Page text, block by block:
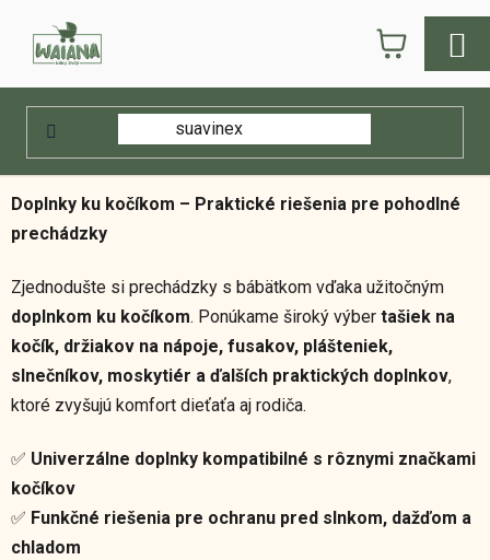
obsah
KOŠÍK
Doplnky ku kočíkom
Doplnky ku kočíkom – Praktické riešenia pre pohodlné
prechádzky
Zjednodušte si prechádzky s bábätkom vďaka užitočným
doplnkom ku kočíkom. Ponúkame široký výber tašiek na
kočík, držiakov na nápoje, fusakov, plášteniek,
slnečníkov, moskytiér a ďalších praktických doplnkov,
ktoré zvyšujú komfort dieťaťa aj rodiča.
✅ Univerzálne doplnky kompatibilné s rôznymi značkami
kočíkov
✅ Funkčné riešenia pre ochranu pred slnkom, dažďom a
chladom